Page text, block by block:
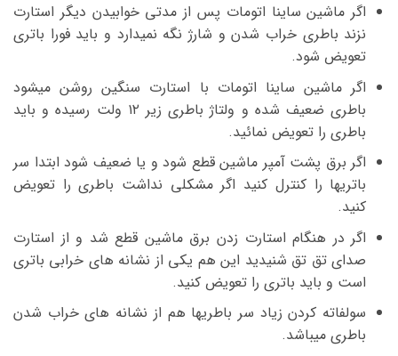
اگر ماشین ساینا اتومات پس از مدتی خوابیدن دیگر استارت
نزند باطری خراب شدن و شارژ نگه نمیدارد و باید فورا باتری
تعویض شود.
اگر ماشین ساینا اتومات با استارت سنگین روشن میشود
باطری ضعیف شده و ولتاژ باطری زیر ۱۲ ولت رسیده و باید
باطری را تعویض نمائید.
اگر برق پشت آمپر ماشین قطع شود و یا ضعیف شود ابتدا سر
باتریها را کنترل کنید اگر مشکلی نداشت باطری را تعویض
کنید.
اگر در هنگام استارت زدن برق ماشین قطع شد و از استارت
صدای تق تق شنیدید این هم یکی از نشانه های خرابی باتری
است و باید باتری را تعویض کنید.
سولفاته کردن زیاد سر باطریها هم از نشانه های خراب شدن
باطری میباشد.